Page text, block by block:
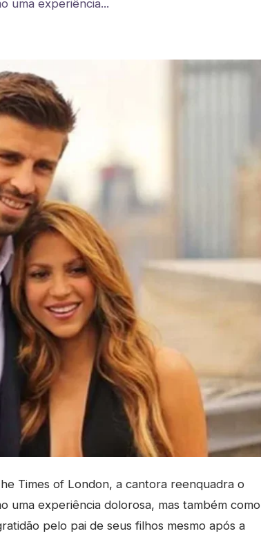
uma experiência...
Times of London, a cantora reenquadra o
uma experiência dolorosa, mas também como
pelo pai de seus filhos mesmo após a